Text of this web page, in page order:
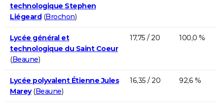
technologique Stephen
Liégeard(Brochon)
Lycée général et
technologique du Saint Coeur
(Beaune)
17,75 / 20 100,0 %
Lycée polyvalent Étienne Jules
Marey(Beaune)
16,35 / 20 92,6 %